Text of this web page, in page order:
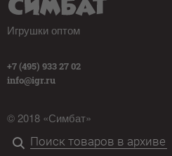
Игрушки оптом
+7 (495) 933 27 02
info@igr.ru
© 2018 «Симбат»